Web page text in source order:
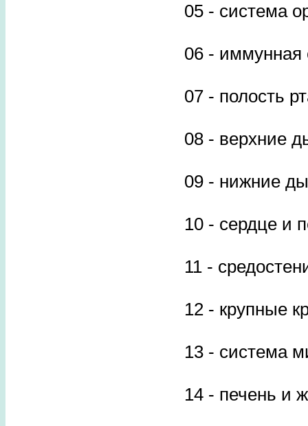
05 - система
06 - иммунная
07 - полость
08 - верхние
09 - нижние
10 - сердце и
11 -
12 - крупные
13 - система
14 - печень и